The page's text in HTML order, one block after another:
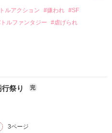
人称で進みます。が、所々三
トのほうが先）。
ルアクション #嫌われ #SF
ルファンタジー #虐げられ
先にあるのは――自由と、誰
読む
祭り 完
3ページ